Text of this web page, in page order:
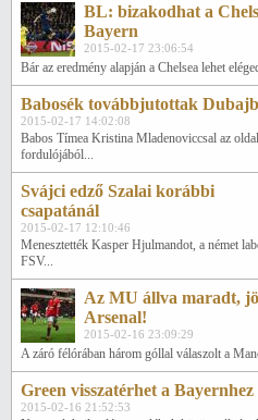
BL: bizakodhat a
Bayern
2015-02-17 23:06:54
Bár az eredmény alapján a Chelsea lehet
Babosék továbbjutottak
2015-02-17 14:02:08
Babos Tímea Kristina Mladenoviccsal az
fordulójából...
Svájci edző Szalai korábbi
csapatánál
2015-02-17 12:10:46
Menesztették Kasper Hjulmandot, a német
FSV...
Az MU állva maradt,
Arsenal!
2015-02-16 23:09:29
A záró félórában három góllal válaszolt a
Green visszatérhet a Bayernhez
2015-02-16 21:52:53